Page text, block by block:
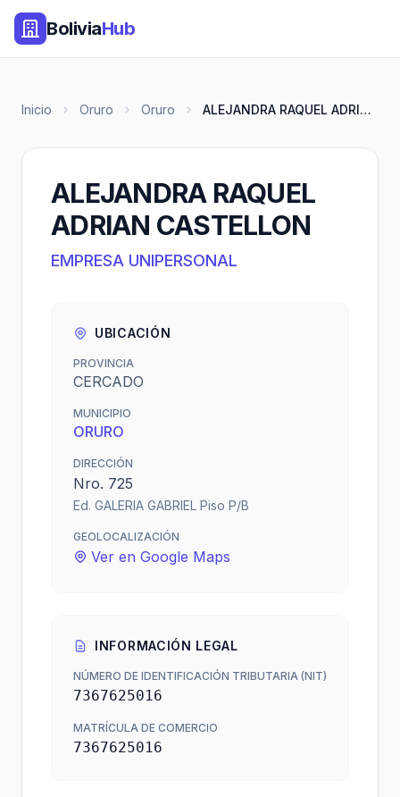
BoliviaHub
Inicio Oruro Oruro ALEJANDRA RAQUEL ADRIAN CASTEL...
ALEJANDRA RAQUEL
ADRIAN CASTELLON
EMPRESA UNIPERSONAL
UBICACIÓN
PROVINCIA
CERCADO
MUNICIPIO
ORURO
DIRECCIÓN
Nro. 725
Ed. GALERIA GABRIEL Piso P/B
GEOLOCALIZACIÓN
Ver en Google Maps
INFORMACIÓN LEGAL
NÚMERO DE IDENTIFICACIÓN TRIBUTARIA (NIT)
7367625016
MATRÍCULA DE COMERCIO
7367625016